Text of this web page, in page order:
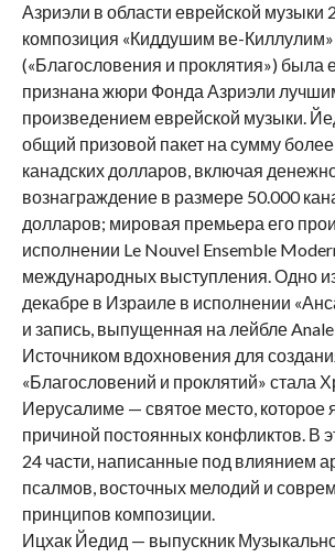
Азриэли в области еврейской музыки
композиция «Киддушим ве-Киллулим»
(«Благословения и проклятия») была
признана жюри Фонда Азриэли
произведением еврейской музыки.
общий призовой пакет на сумму
канадских долларов, включая
вознаграждение в размере 50.000
долларов; мировая премьера его
исполнении Le Nouvel Ensemble
международных выступления. Одно из
декабре в Израиле в исполнении
и запись, выпущенная на лейбле
Источником вдохновения для
«Благословений и проклятий» стала
Иерусалиме — святое место, которое
причиной постоянных конфликтов. В
24 части, написанные под влиянием
псалмов, восточных мелодий и
принципов композиции.
Ицхак Йедид — выпускник